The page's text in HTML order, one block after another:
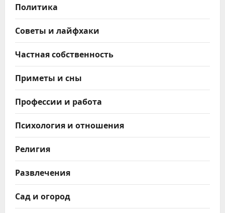
Политика
Советы и лайфхаки
Частная собственность
Приметы и сны
Профессии и работа
Психология и отношения
Религия
Развлечения
Сад и огород